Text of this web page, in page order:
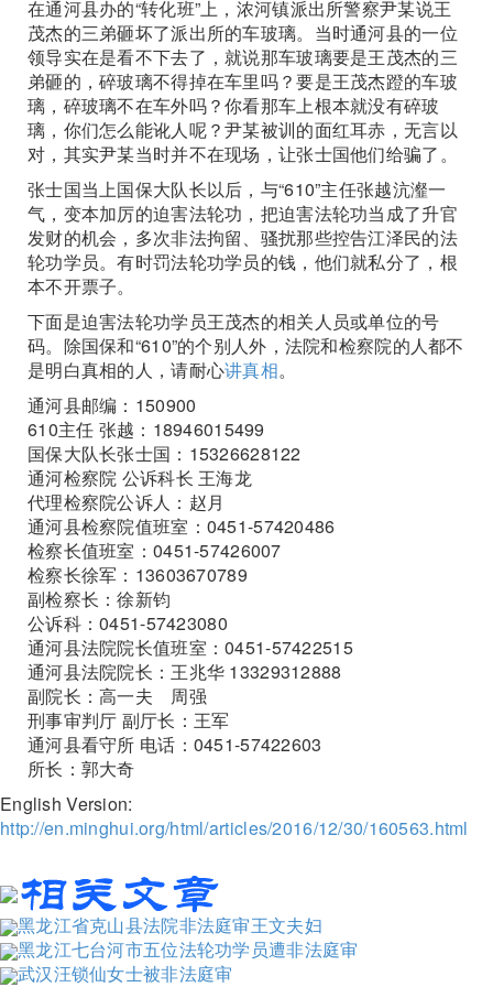
在通河县办的“转化班”上，浓河镇派出所警察尹某说王
茂杰的三弟砸坏了派出所的车玻璃。当时通河县的一位
领导实在是看不下去了，就说那车玻璃要是王茂杰的三
弟砸的，碎玻璃不得掉在车里吗？要是王茂杰蹬的车玻
璃，碎玻璃不在车外吗？你看那车上根本就没有碎玻
璃，你们怎么能讹人呢？尹某被训的面红耳赤，无言以
对，其实尹某当时并不在现场，让张士国他们给骗了。
张士国当上国保大队长以后，与“610”主任张越沆瀣一
气，变本加厉的迫害法轮功，把迫害法轮功当成了升官
发财的机会，多次非法拘留、骚扰那些控告江泽民的法
轮功学员。有时罚法轮功学员的钱，他们就私分了，根
本不开票子。
下面是迫害法轮功学员王茂杰的相关人员或单位的号
码。除国保和“610”的个别人外，法院和检察院的人都不
是明白真相的人，请耐心讲真相。
通河县邮编：150900
610主任 张越：18946015499
国保大队长张士国：15326628122
通河检察院 公诉科长 王海龙
代理检察院公诉人：赵月
通河县检察院值班室：0451-57420486
检察长值班室：0451-57426007
检察长徐军：13603670789
副检察长：徐新钧
公诉科：0451-57423080
通河县法院院长值班室：0451-57422515
通河县法院院长：王兆华 13329312888
副院长：高一夫 周强
刑事审判厅 副厅长：王军
通河县看守所 电话：0451-57422603
所长：郭大奇
English Version:
http://en.minghui.org/html/articles/2016/12/30/160563.html
黑龙江省克山县法院非法庭审王文夫妇
黑龙江七台河市五位法轮功学员遭非法庭审
武汉汪锁仙女士被非法庭审